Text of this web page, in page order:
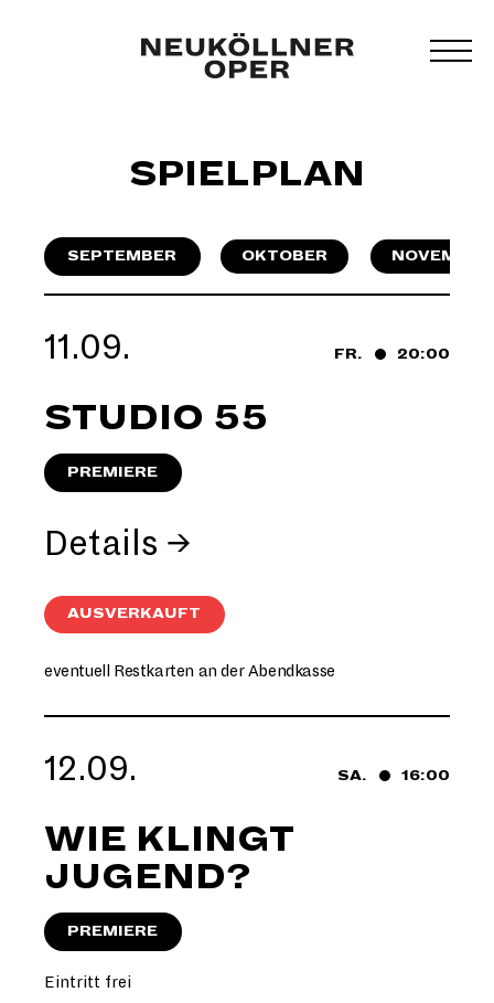
SPIELPLAN
SEPTEMBER OKTOBER NOVEMBER
11.09. FR. 20:00
STUDIO 55
PREMIERE
Details →
AUSVERKAUFT
eventuell Restkarten an der Abendkasse
12.09. SA. 16:00
WIE KLINGT
JUGEND?
PREMIERE
Eintritt frei